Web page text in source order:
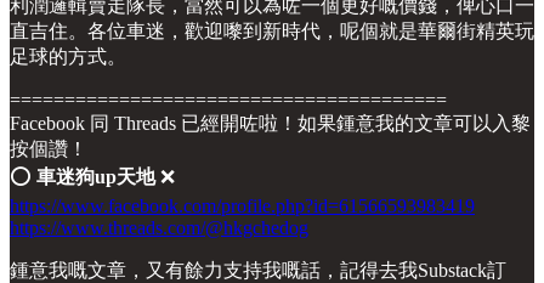
利潤邏輯賣走隊長，當然可以為咗一個更好嘅價錢，俾心口一
直吉住。各位車迷，歡迎嚟到新時代，呢個就是華爾街精英玩
足球的方式。
========================================
Facebook 同 Threads 已經開咗啦！如果鍾意我的文章可以入黎
按個讚！
⭕️ 車迷狗up天地❌
https://www.facebook.com/profile.php?id=61566593983419
https://www.threads.com/@hkgchedog
鍾意我嘅文章，又有餘力支持我嘅話，記得去我Substack訂